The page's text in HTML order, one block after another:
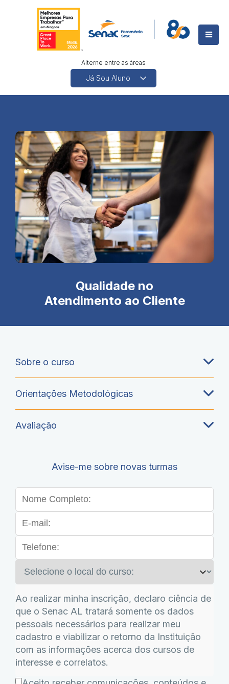
Alterne entre as áreas
Qualidade no
Atendimento ao Cliente
Sobre o curso
Orientações Metodológicas
Avaliação
Avise-me sobre novas turmas
Ao realizar minha inscrição, declaro ciência de
que o Senac AL tratará somente os dados
pessoais necessários para realizar meu
cadastro e viabilizar o retorno da Instituição
com as informações acerca dos cursos de
interesse e correlatos.